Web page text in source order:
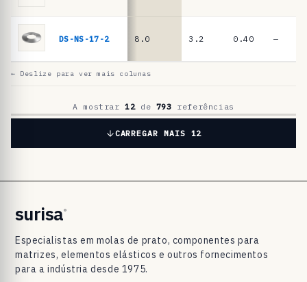
N
0
3
D
N
E
N
DS-NS-17-2 8.0 3.2 0.40 —
← Deslize para ver mais colunas
A mostrar12de 793 referências
CARREGAR MAIS 12
surisa®
Especialistas em molas de prato, componentes para
matrizes, elementos elásticos e outros fornecimentos
para a indústria desde 1975.